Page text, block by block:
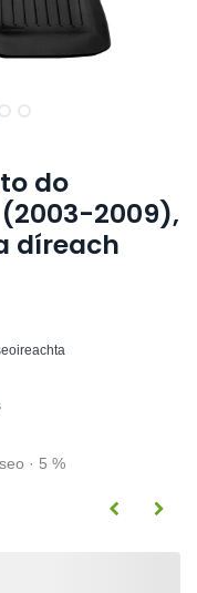
do
(2003-2009),
díreach
· 5 %